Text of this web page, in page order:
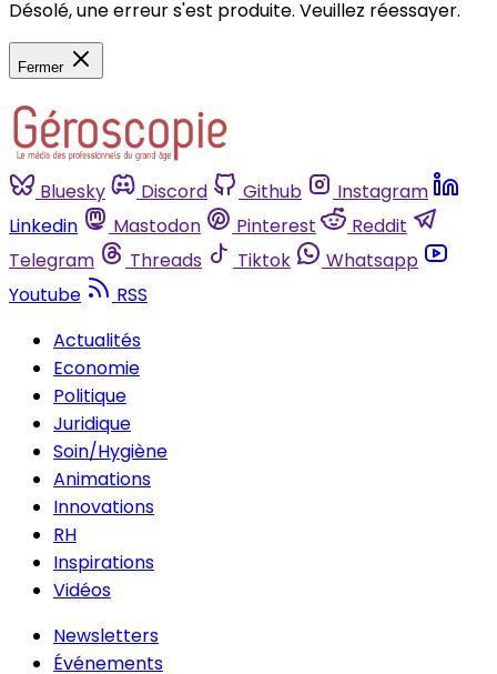
Désolé, une erreur s'est produite. Veuillez réessayer.
Fermer
Bluesky Discord Github
Instagram
Linkedin
Mastodon Pinterest
Reddit
Telegram
Threads Tiktok
Whatsapp
Youtube
RSS
Actualités
Economie
Politique
Juridique
Soin/Hygiène
Animations
Innovations
RH
Inspirations
Vidéos
Newsletters
Événements